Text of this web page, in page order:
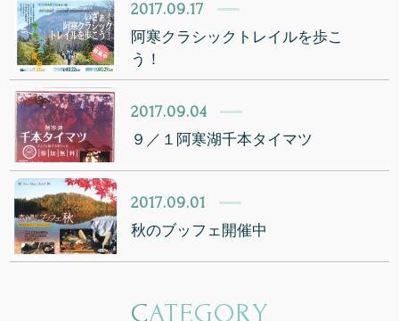
2017.09.17
阿寒クラシックトレイルを歩こ
う！
2017.09.04
９／１阿寒湖千本タイマツ
2017.09.01
秋のブッフェ開催中
CATEGORY